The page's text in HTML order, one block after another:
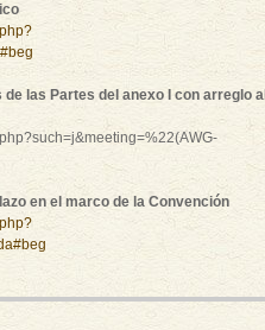
las Partes del anexo I con arreglo al
en el marco de la Convención